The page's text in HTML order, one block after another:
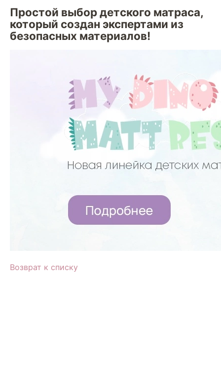
Простой выбор детского матраса,
который создан экспертами из
безопасных материалов!
Возврат к списку